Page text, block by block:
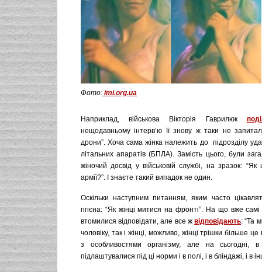
Фото: imi.org.ua
Наприклад, військова Вікторія Гаврилюк
нещодавньому інтерв’ю її знову ж таки не
дрони”. Хоча сама жінка належить до підрозділу
літальних апаратів (БПЛА). Замість цього, були
жіночий досвід у військовій службі, на зразок:
армії?”. І знаєте такий випадок не один.
Оскільки наступним питанням, яким часто
гігієна: “Як жінці митися на фронті”. На що вже самі
втомилися відповідати, але все жвідповідають: “Та
чоловіку, так і жінці, можливо, жінці трішки більше це
з особливостями організму, але на сьогодні, в
підлаштувалися під ці норми і в полі, і в бліндажі, і в